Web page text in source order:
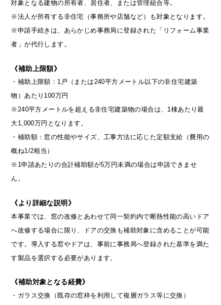
対象となる建物の所有者、居住者、または管理組合等。
※法人が所有する非住宅（事務所や店舗など）も対象となります。
※申請手続きは、あらかじめ事務局に登録された「リフォーム事業
者」が代行します。
《補助上限額》
・補助上限額：1戸（または240平方メートル以下の非住宅建築
物）あたり100万円
※240平方メートルを超える非住宅建築物の場合は、1棟あたり最
大1,000万円となります。
・補助額：窓の性能やサイズ、工事方法に応じた定額支給（費用の
概ね1/2相当）
※1申請あたりの合計補助額が5万円未満の場合は申請できませ
ん。
《より詳細な説明》
本事業では、窓の改修とあわせて同一契約内で断熱性能の高いドア
へ改修する場合に限り、ドアの交換も補助対象に含めることが可能
です。導入する窓やドアは、事前に事務局へ登録された基準を満た
す製品を選択する必要があります。
《補助対象となる経費》
・ガラス交換（既存の窓枠を利用して複層ガラス等に交換）